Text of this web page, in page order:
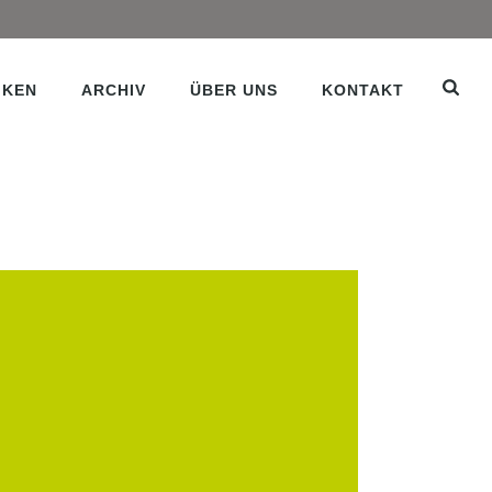
ARCHIV ÜBER UNS KONTAKT